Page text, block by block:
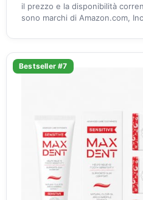
il prezzo e la disponibilità
sono marchi di Amazon.com,
Bestseller #7